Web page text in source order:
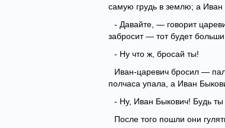
самую грудь в землю; а
- Давайте, — говорит
забросит — тот будет
- Ну что ж, бросай ты!
Иван-царевич бросил —
полчаса упала, а Иван
- Ну, Иван Быкович! Будь ты
После того пошли они